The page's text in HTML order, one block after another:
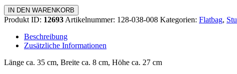
Flat
Bag
IN DEN WARENKORB
Produkt ID: 12693 Artikelnummer: 128-038-008 Kategorien: Flatbag,
Beschreibung
Zusätzliche Informationen
Länge ca. 35 cm, Breite ca. 8 cm, Höhe ca. 27 cm